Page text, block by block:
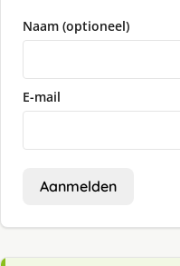
Naam (optioneel)
E-mail
Aanmelden